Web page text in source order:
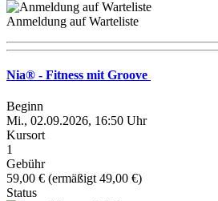
Anmeldung auf Warteliste
Nia® - Fitness mit Groove
Beginn
Mi., 02.09.2026, 16:50 Uhr
Kursort
1
Gebühr
59,00 € (ermäßigt 49,00 €)
Status